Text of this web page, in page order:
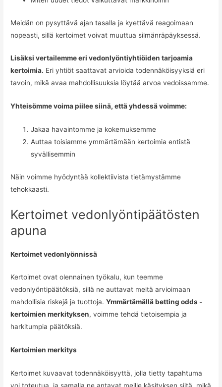
Meidän on pysyttävä ajan tasalla ja kyettävä reagoimaan
nopeasti, sillä kertoimet voivat muuttua silmänräpäyksessä.
Lisäksi vertailemme eri vedonlyöntiyhtiöiden tarjoamia
kertoimia. Eri yhtiöt saattavat arvioida todennäköisyyksiä eri
tavoin, mikä avaa mahdollisuuksia löytää arvoa vedoissamme.
Yhteisömme voima piilee siinä, että yhdessä voimme:
Jakaa havaintomme ja kokemuksemme
Auttaa toisiamme ymmärtämään kertoimia entistä
syvällisemmin
Näin voimme hyödyntää kollektiivista tietämystämme
tehokkaasti.
Kertoimet vedonlyöntipäätösten
apuna
Kertoimet vedonlyönnissä
Kertoimet ovat olennainen työkalu, kun teemme
vedonlyöntipäätöksiä, sillä ne auttavat meitä arvioimaan
mahdollisia riskejä ja tuottoja.Ymmärtämällä betting odds -
kertoimien merkityksen, voimme tehdä tietoisempia ja
harkitumpia päätöksiä.
Kertoimien merkitys
Kertoimet kuvaavat todennäköisyyttä, jolla tietty tapahtuma